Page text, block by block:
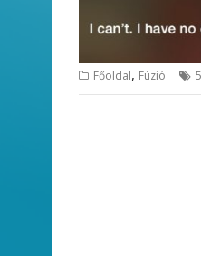
Főoldal, Fúzió